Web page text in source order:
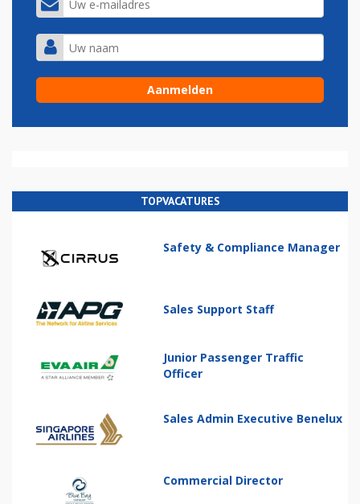
TOPVACATURES
Safety & Compliance Manager
Sales Support Staff
Junior Passenger Traffic
Officer
Sales Admin Executive Benelux
Commercial Director